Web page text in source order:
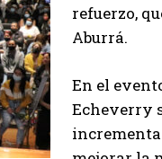
refuerzo,
Aburrá.
En el
Echeverry